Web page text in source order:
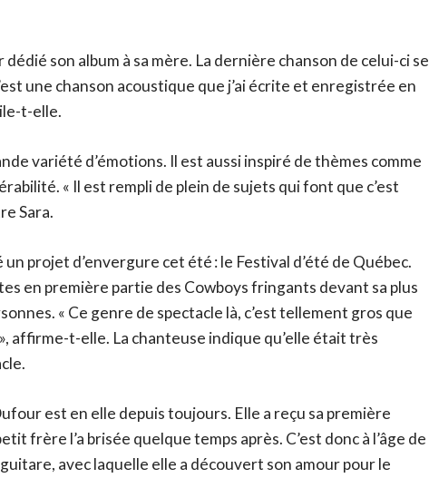
son album à sa mère. La dernière chanson de celui-ci se
une chanson acoustique que j’ai écrite et enregistrée en
t-elle.
variété d’émotions. Il est aussi inspiré de thèmes comme
« Il est rempli de plein de sujets qui font que c’est
Sara.
un projet d’envergure cet été : le Festival d’été de Québec.
en première partie des Cowboys fringants devant sa plus
« Ce genre de spectacle là, c’est tellement gros que
affirme-t-elle. La chanteuse indique qu’elle était très
est en elle depuis toujours. Elle a reçu sa première
frère l’a brisée quelque temps après. C’est donc à l’âge de
avec laquelle elle a découvert son amour pour le